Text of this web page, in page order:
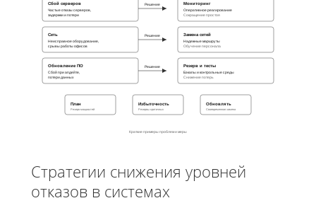
Сбой серверов
Частые отказы серверов,
задержки и потери
Сеть
Неисправное оборудование,
срывы работы офисов
Обновление ПО
Сбой при апдейте,
потери данных
Мониторинг
Оперативное реагирование
Сокращение простоя
Замена сетей
Надежные маршруты
Обучение персонала
Резерв и тесты
Бэкапы и контрольные среды
Снижение потерь
Решение
Решение
Решение
План
Резерв мощностей
Избыточность
Резервы критичных
Обновлять
Своевременная замена
Краткие примеры проблем и меры
Стратегии снижения уровней
отказов в системах